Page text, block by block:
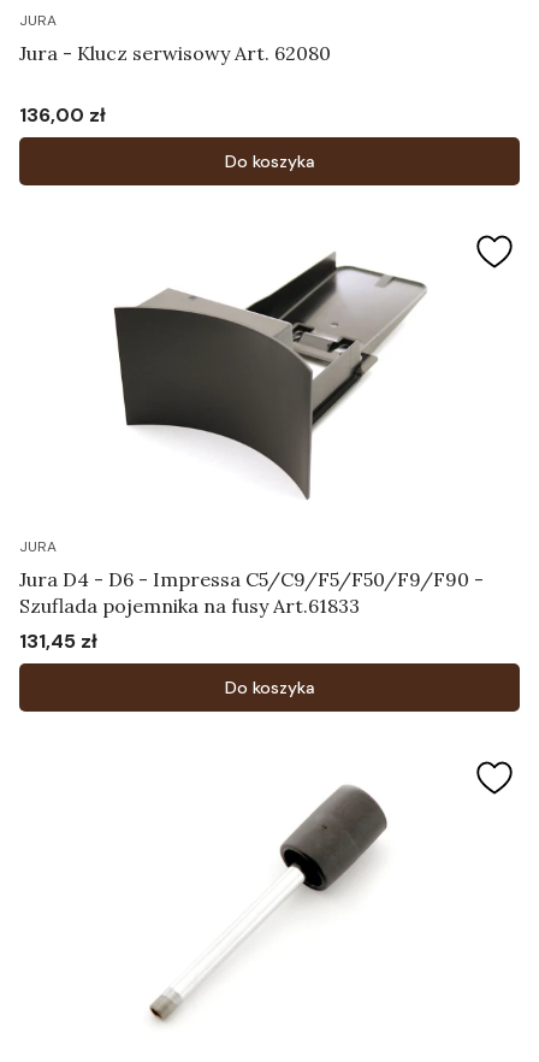
JURA
Jura - Klucz serwisowy Art. 62080
Cena
136,00 zł
Do koszyka
JURA
Jura D4 - D6 - Impressa C5/C9/F5/F50/F9/F90 -
Szuflada pojemnika na fusy Art.61833
Cena
131,45 zł
Do koszyka